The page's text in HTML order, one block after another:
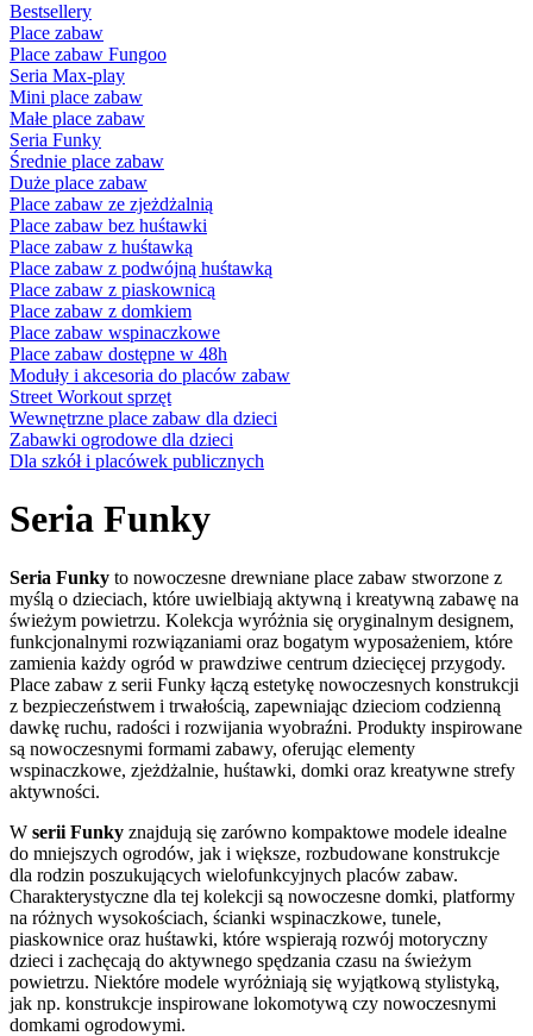
Bestsellery
Place zabaw
Place zabaw Fungoo
Seria Max-play
Mini place zabaw
Małe place zabaw
Seria Funky
Średnie place zabaw
Duże place zabaw
Place zabaw ze zjeżdżalnią
Place zabaw bez huśtawki
Place zabaw z huśtawką
Place zabaw z podwójną huśtawką
Place zabaw z piaskownicą
Place zabaw z domkiem
Place zabaw wspinaczkowe
Place zabaw dostępne w 48h
Moduły i akcesoria do placów zabaw
Street Workout sprzęt
Wewnętrzne place zabaw dla dzieci
Zabawki ogrodowe dla dzieci
Dla szkół i placówek publicznych
Seria Funky
Seria Funky to nowoczesne drewniane place zabaw stworzone z
myślą o dzieciach, które uwielbiają aktywną i kreatywną zabawę na
świeżym powietrzu. Kolekcja wyróżnia się oryginalnym designem,
funkcjonalnymi rozwiązaniami oraz bogatym wyposażeniem, które
zamienia każdy ogród w prawdziwe centrum dziecięcej przygody.
Place zabaw z serii Funky łączą estetykę nowoczesnych konstrukcji
z bezpieczeństwem i trwałością, zapewniając dzieciom codzienną
dawkę ruchu, radości i rozwijania wyobraźni. Produkty inspirowane
są nowoczesnymi formami zabawy, oferując elementy
wspinaczkowe, zjeżdżalnie, huśtawki, domki oraz kreatywne strefy
aktywności.
W serii Funky znajdują się zarówno kompaktowe modele idealne
do mniejszych ogrodów, jak i większe, rozbudowane konstrukcje
dla rodzin poszukujących wielofunkcyjnych placów zabaw.
Charakterystyczne dla tej kolekcji są nowoczesne domki, platformy
na różnych wysokościach, ścianki wspinaczkowe, tunele,
piaskownice oraz huśtawki, które wspierają rozwój motoryczny
dzieci i zachęcają do aktywnego spędzania czasu na świeżym
powietrzu. Niektóre modele wyróżniają się wyjątkową stylistyką,
jak np. konstrukcje inspirowane lokomotywą czy nowoczesnymi
domkami ogrodowymi.